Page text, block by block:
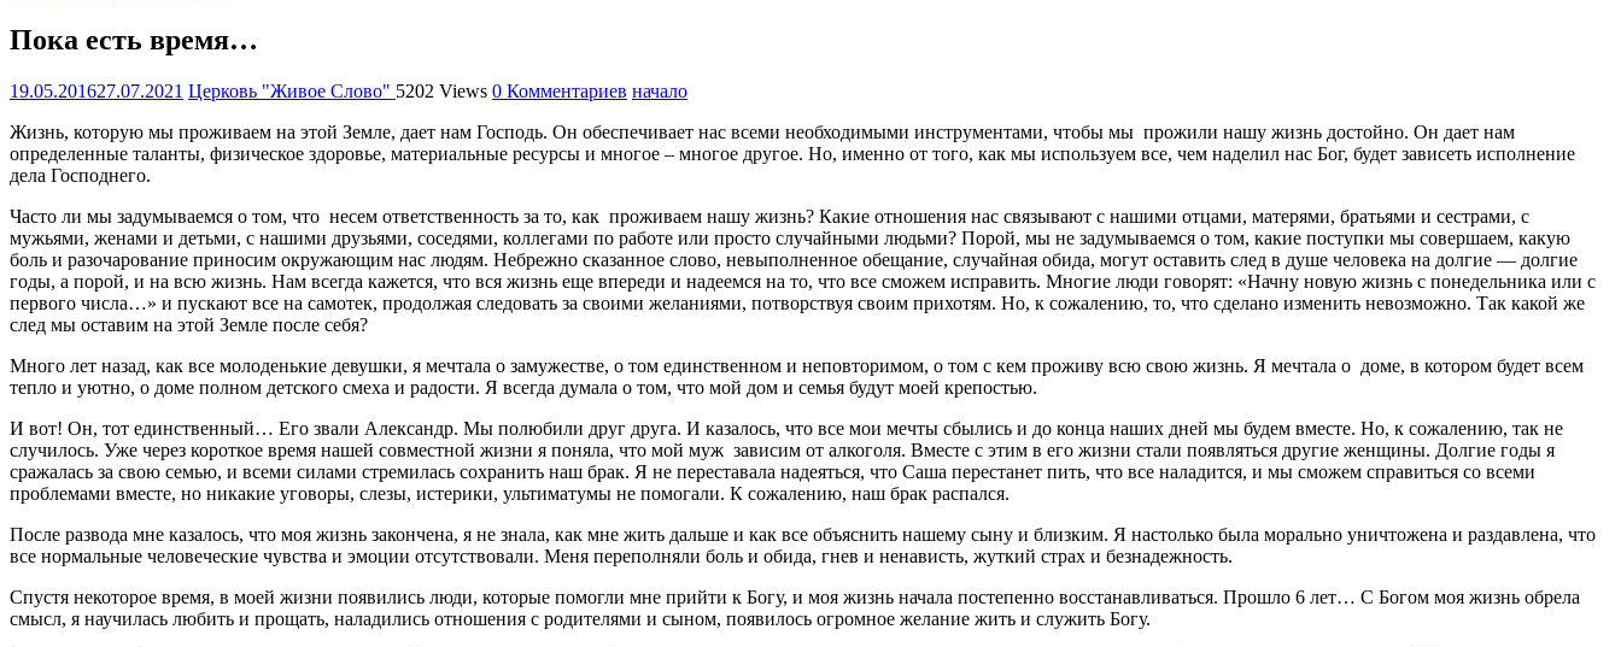
Пока есть время…
19.05.201627.07.2021 Церковь "Живое Слово" 5202 Views 0 Комментариев начало
Жизнь, которую мы проживаем на этой Земле, дает нам Господь. Он обеспечивает нас всеми необходимыми инструментами, чтобы мы прожили нашу жизнь достойно. Он дает нам
определенные таланты, физическое здоровье, материальные ресурсы и многое – многое другое. Но, именно от того, как мы используем все, чем наделил нас Бог, будет зависеть исполнение
дела Господнего.
Часто ли мы задумываемся о том, что несем ответственность за то, как проживаем нашу жизнь? Какие отношения нас связывают с нашими отцами, матерями, братьями и сестрами, с
мужьями, женами и детьми, с нашими друзьями, соседями, коллегами по работе или просто случайными людьми? Порой, мы не задумываемся о том, какие поступки мы совершаем, какую
боль и разочарование приносим окружающим нас людям. Небрежно сказанное слово, невыполненное обещание, случайная обида, могут оставить след в душе человека на долгие — долгие
годы, а порой, и на всю жизнь. Нам всегда кажется, что вся жизнь еще впереди и надеемся на то, что все сможем исправить. Многие люди говорят: «Начну новую жизнь с понедельника или с
первого числа…» и пускают все на самотек, продолжая следовать за своими желаниями, потворствуя своим прихотям. Но, к сожалению, то, что сделано изменить невозможно. Так какой же
след мы оставим на этой Земле после себя?
Много лет назад, как все молоденькие девушки, я мечтала о замужестве, о том единственном и неповторимом, о том с кем проживу всю свою жизнь. Я мечтала о доме, в котором будет всем
тепло и уютно, о доме полном детского смеха и радости. Я всегда думала о том, что мой дом и семья будут моей крепостью.
И вот! Он, тот единственный… Его звали Александр. Мы полюбили друг друга. И казалось, что все мои мечты сбылись и до конца наших дней мы будем вместе. Но, к сожалению, так не
случилось. Уже через короткое время нашей совместной жизни я поняла, что мой муж зависим от алкоголя. Вместе с этим в его жизни стали появляться другие женщины. Долгие годы я
сражалась за свою семью, и всеми силами стремилась сохранить наш брак. Я не переставала надеяться, что Саша перестанет пить, что все наладится, и мы сможем справиться со всеми
проблемами вместе, но никакие уговоры, слезы, истерики, ультиматумы не помогали. К сожалению, наш брак распался.
После развода мне казалось, что моя жизнь закончена, я не знала, как мне жить дальше и как все объяснить нашему сыну и близким. Я настолько была морально уничтожена и раздавлена, что
все нормальные человеческие чувства и эмоции отсутствовали. Меня переполняли боль и обида, гнев и ненависть, жуткий страх и безнадежность.
Спустя некоторое время, в моей жизни появились люди, которые помогли мне прийти к Богу, и моя жизнь начала постепенно восстанавливаться. Прошло 6 лет… С Богом моя жизнь обрела
смысл, я научилась любить и прощать, наладились отношения с родителями и сыном, появилось огромное желание жить и служить Богу.